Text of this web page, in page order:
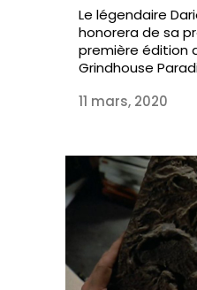
Le légendaire
honorera de sa
première édition
Grindhouse
11 mars, 2020